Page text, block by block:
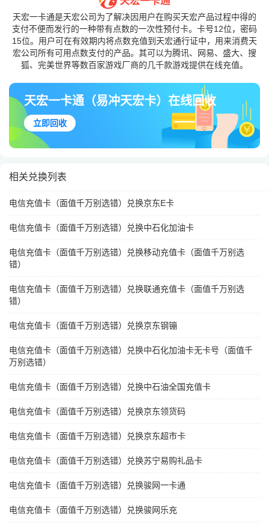
天宏一卡通是天宏公司为了解决因用户在购买天宏产品过程中得的
支付不便而发行的一种带有点数的一次性预付卡。卡号12位，密码
15位。用户可在有效期内将点数充值到天宏通行证中，用来消费天
宏公司所有可用点数支付的产品。其可以为腾讯、网易、盛大、搜
狐、完美世界等数百家游戏厂商的几千款游戏提供在线充值。
天宏一卡通（易冲天宏卡）在线回收
立即回收
相关兑换列表
电信充值卡（面值千万别选错）兑换京东E卡
电信充值卡（面值千万别选错）兑换中石化加油卡
电信充值卡（面值千万别选错）兑换移动充值卡（面值千万别选
错）
电信充值卡（面值千万别选错）兑换联通充值卡（面值千万别选
错）
电信充值卡（面值千万别选错）兑换京东钢镚
电信充值卡（面值千万别选错）兑换中石化加油卡无卡号（面值千
万别选错）
电信充值卡（面值千万别选错）兑换中石油全国充值卡
电信充值卡（面值千万别选错）兑换京东领货码
电信充值卡（面值千万别选错）兑换京东超市卡
电信充值卡（面值千万别选错）兑换苏宁易购礼品卡
电信充值卡（面值千万别选错）兑换骏网一卡通
电信充值卡（面值千万别选错）兑换骏网乐充